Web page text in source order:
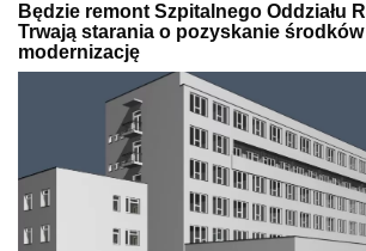
Będzie remont Szpitalnego Oddziału
Trwają starania o pozyskanie środków
modernizację